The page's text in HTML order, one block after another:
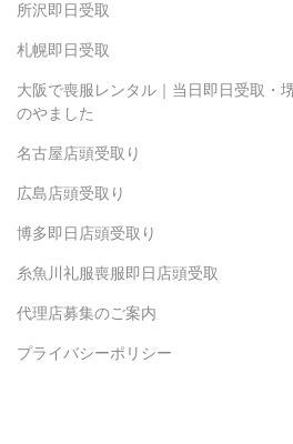
所沢即日受取
札幌即日受取
大阪で喪服レンタル｜当日即日受取・
のやました
名古屋店頭受取り
広島店頭受取り
博多即日店頭受取り
糸魚川礼服喪服即日店頭受取
代理店募集のご案内
プライバシーポリシー